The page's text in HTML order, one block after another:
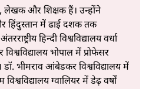
लेखक और शिक्षक हैं। उन्होंने
हिंदुस्तान में ढाई दशक तक
हिन्दी विश्वविद्यालय वर्धा
भोपाल में प्रोफेसर
भीमराव आंबेडकर विश्वविद्यालय में
ग्वालियर में डेढ़ वर्षों